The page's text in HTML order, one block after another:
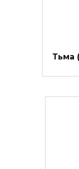
Тьма